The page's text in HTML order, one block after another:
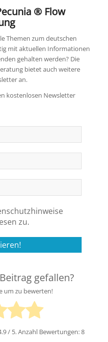
® Flow
Themen zum deutschen
mit aktuellen Informationen
gehalten werden? Die
bietet auch weitere
an.
kostenlosen Newsletter
zu.
gefallen?
um zu bewerten!
/ 5. Anzahl Bewertungen:8